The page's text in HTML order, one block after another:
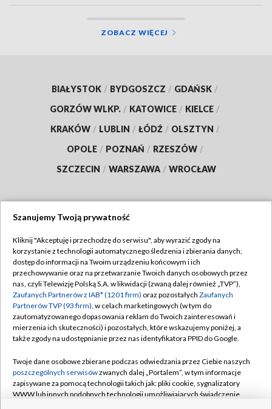
ZOBACZ WIĘCEJ
BIAŁYSTOK / BYDGOSZCZ / GDAŃSK /
GORZÓW WLKP. / KATOWICE / KIELCE /
KRAKÓW / LUBLIN / ŁÓDŹ / OLSZTYN /
OPOLE / POZNAŃ / RZESZÓW /
SZCZECIN / WARSZAWA / WROCŁAW
TVP
Abonament TVP
Emisja w TVP
Centrum informacji TVP
Naziemna Telewizja Cyfrowa
Rada Programowa
System NOS
Regulamin TVP
Polityka prywatności
Moje zgody
Pomoc
Kontakt
Szanujemy Twoją prywatność
Kliknij "Akceptuję i przechodzę do serwisu", aby wyrazić zgody na
korzystanie z technologii automatycznego śledzenia i zbierania danych,
dostęp do informacji na Twoim urządzeniu końcowym i ich
przechowywanie oraz na przetwarzanie Twoich danych osobowych przez
nas, czyli Telewizję Polską S.A. w likwidacji (zwaną dalej również „TVP”),
Zaufanych Partnerów z IAB* (1201 firm) oraz pozostałych Zaufanych
Partnerów TVP (93 firm), w celach marketingowych (w tym do
zautomatyzowanego dopasowania reklam do Twoich zainteresowań i
mierzenia ich skuteczności) i pozostałych, które wskazujemy poniżej, a
także zgody na udostępnianie przez nas identyfikatora PPID do Google.
Twoje dane osobowe zbierane podczas odwiedzania przez Ciebie naszych
poszczególnych serwisówzwanych dalej „Portalem”, w tym informacje
zapisywane za pomocą technologii takich jak: pliki cookie, sygnalizatory
WWW lub innych podobnych technologii umożliwiających świadczenie